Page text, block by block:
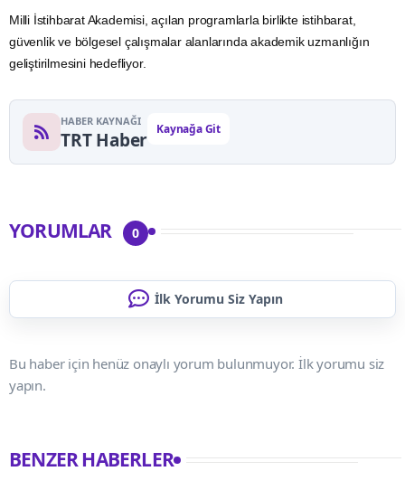
Milli İstihbarat Akademisi, açılan programlarla birlikte istihbarat,
güvenlik ve bölgesel çalışmalar alanlarında akademik uzmanlığın
geliştirilmesini hedefliyor.
HABER KAYNAĞI
TRT Haber Kaynağa Git
YORUMLAR 0
İlk Yorumu Siz Yapın
Bu haber için henüz onaylı yorum bulunmuyor. İlk yorumu siz
yapın.
BENZER HABERLER